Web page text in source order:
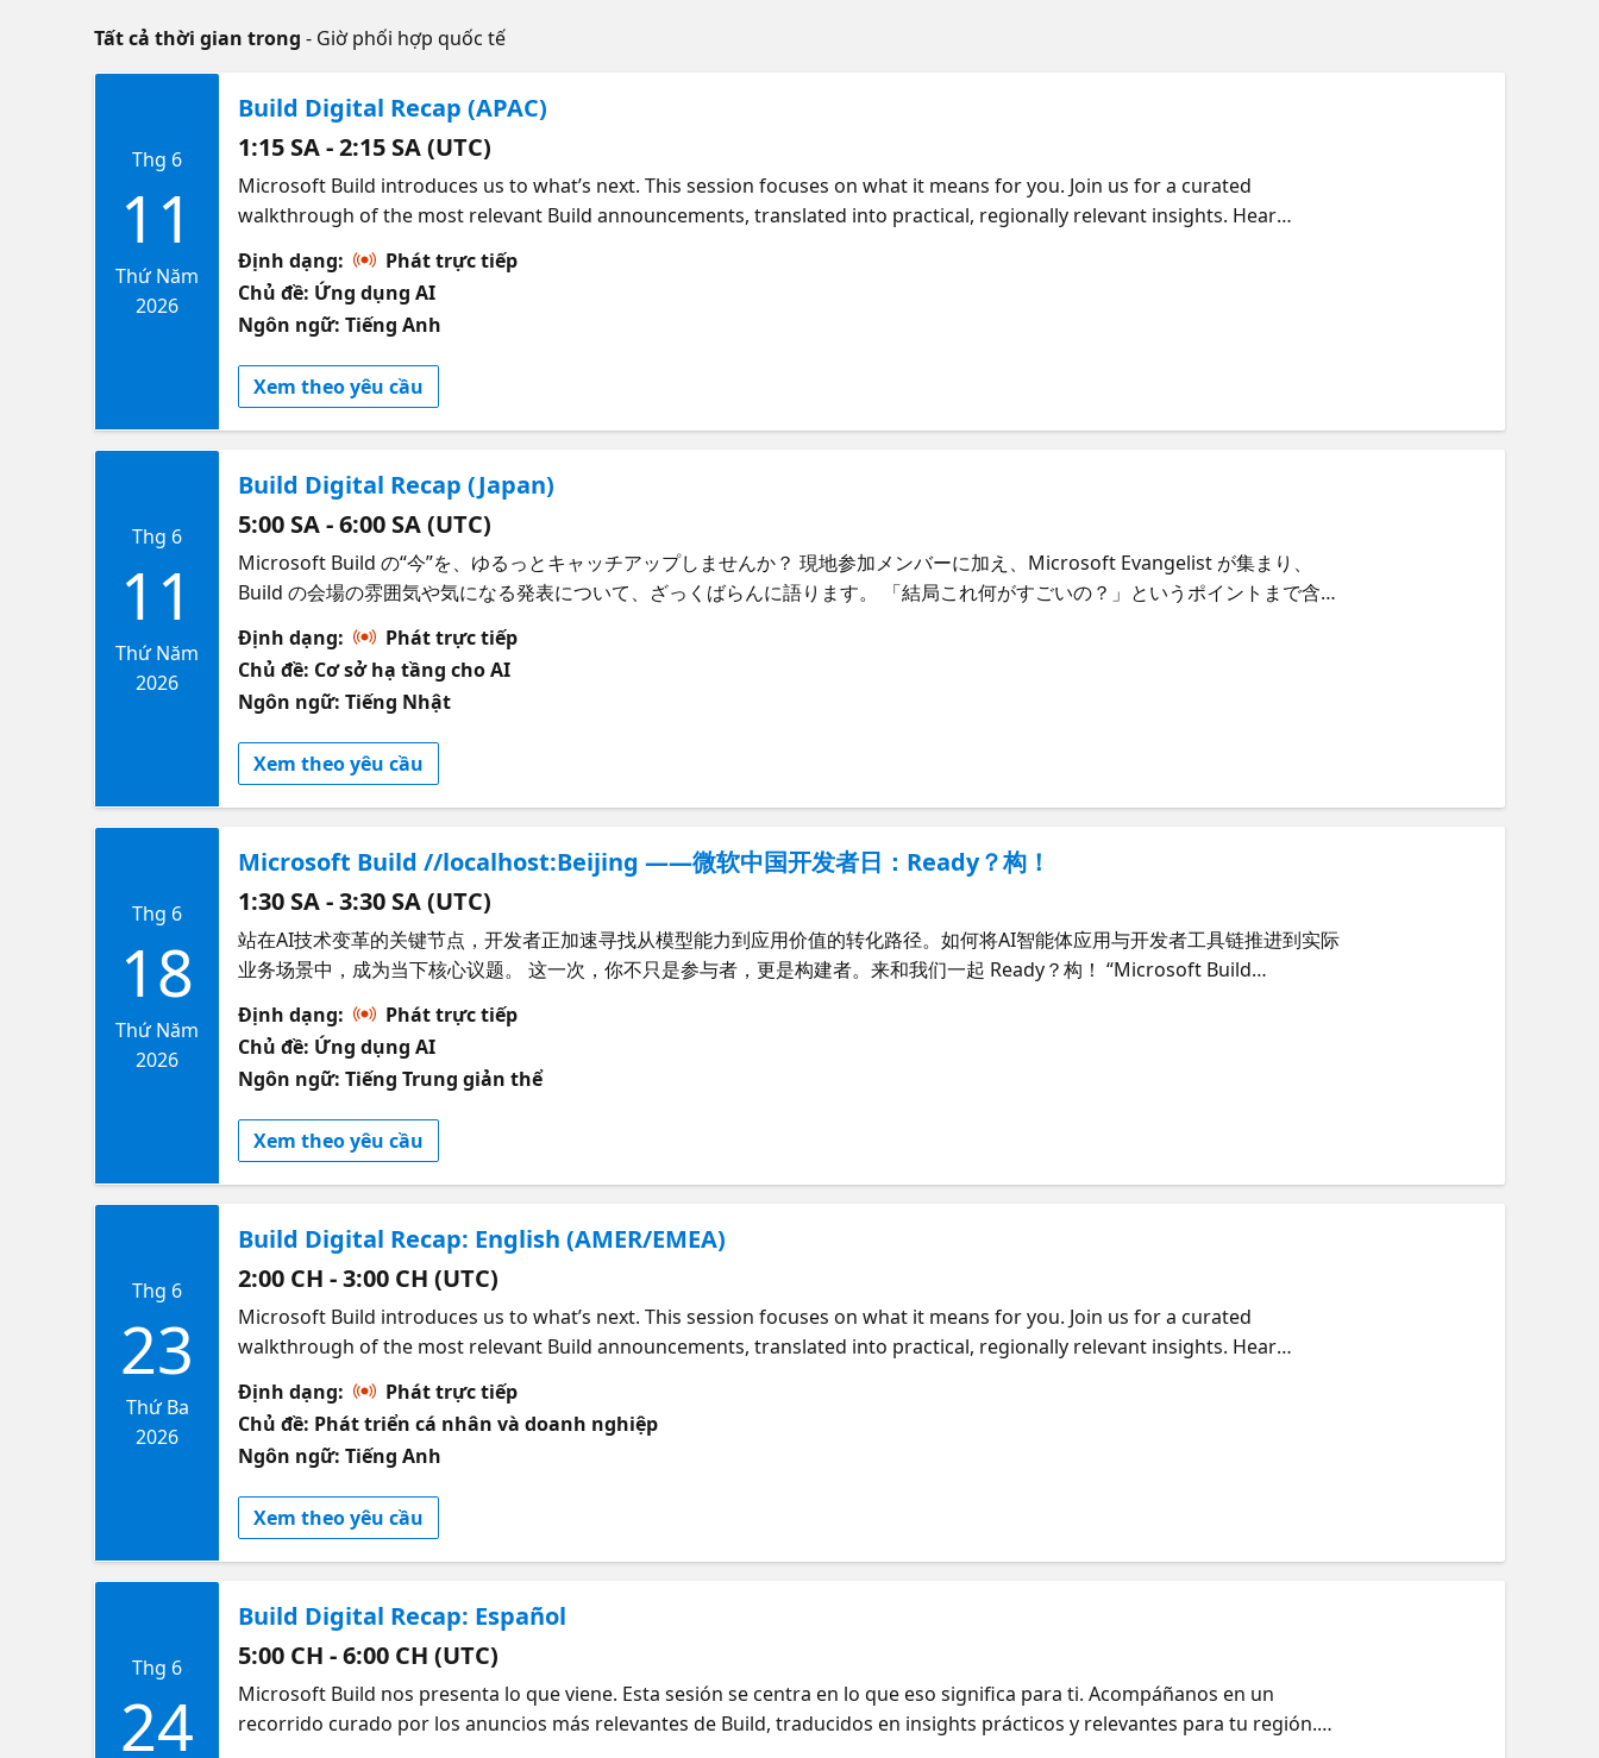
Tất cả thời gian trong- Giờ phối hợp quốc tế
Thg 6
11
Thứ Năm
2026
Build Digital Recap (APAC)
1:15 SA - 2:15 SA (UTC)
Microsoft Build introduces us to what’s next. This session focuses on what it means for you. Join us for a curated
walkthrough of the most relevant Build announcements, translated into practical, regionally relevant insights. Hear
developers should prioritize next. Leave with a clear view of what matters, what to watch, and how to turn Build
momentum into action.
Định dạng:
Phát trực tiếp
Chủ đề: Ứng dụng AI
Ngôn ngữ: Tiếng Anh
Xem theo yêu cầu
Thg 6
11
Thứ Năm
2026
Build Digital Recap (Japan)
5:00 SA - 6:00 SA (UTC)
Microsoft Build の“今”を、ゆるっとキャッチアップしませんか？ 現地参加メンバーに加え、Microsoft Evangelist が集まり、
Build の会場の雰囲気や気になる発表について、ざっくばらんに語ります。 「結局これ何がすごいの？」というポイントまで含め
Định dạng:
Phát trực tiếp
Chủ đề: Cơ sở hạ tầng cho AI
Ngôn ngữ: Tiếng Nhật
Xem theo yêu cầu
Thg 6
18
Thứ Năm
2026
Microsoft Build //localhost:Beijing ——微软中国开发者日：Ready？构！
1:30 SA - 3:30 SA (UTC)
站在AI技术变革的关键节点，开发者正加速寻找从模型能力到应用价值的转化路径。如何将AI智能体应用与开发者工具链推进到实际
业务场景中，成为当下核心议题。 这一次，你不只是参与者，更是构建者。来和我们一起 Ready？构！ “Microsoft Build
焦微软 Build 2026 创新动态，解锁前沿转型实践。就是现在！填写页面右侧注册表单，即可轻松参与线上直播。更有线上抽奖环
节，惊喜好礼等你解锁 大会主题演讲核心亮点 “构”见前沿-微软 Build 2026 新发布 聚焦微软 Build 2026 创新技术动态，快速了解AI
智能体、智能GitHub Copilot副驾驶®（国际版）、Microsoft Foundry（国际版）等热门话题。 “构”解转型-CTO解读前沿转型 微
软中国CTO韦青将深度解读前沿转型，分享AI时代的技术趋势与应用路径。 大会主题演讲议程： 09:30 - 10:00 微软 Build 2026 新进
展与前沿转型 分享嘉宾：韦青 微软中国CTO 10:00 - 10:45 微软开发者的一天：我如何使用智能 GitHub Copilot副驾驶®（国际版）
流，领取惊喜礼品，与微软产品专家面对面探讨开发实践，并在动手实验环节打造新一代 Agentic AI Apps。想要参与现场活动？点
击链接了解详情：https://msevents.microsoft.com/event?id=2014972057
Định dạng:
Phát trực tiếp
Chủ đề: Ứng dụng AI
Ngôn ngữ: Tiếng Trung giản thể
Xem theo yêu cầu
Thg 6
23
Thứ Ba
2026
Build Digital Recap: English (AMER/EMEA)
2:00 CH - 3:00 CH (UTC)
Microsoft Build introduces us to what’s next. This session focuses on what it means for you. Join us for a curated
walkthrough of the most relevant Build announcements, translated into practical, regionally relevant insights. Hear
developers should prioritize next. Leave with a clear view of what matters, what to watch, and how to turn Build
momentum into action.
Định dạng:
Phát trực tiếp
Chủ đề: Phát triển cá nhân và doanh nghiệp
Ngôn ngữ: Tiếng Anh
Xem theo yêu cầu
Thg 6
24
Build Digital Recap: Español
5:00 CH - 6:00 CH (UTC)
Microsoft Build nos presenta lo que viene. Esta sesión se centra en lo que eso significa para ti. Acompáñanos en un
recorrido curado por los anuncios más relevantes de Build, traducidos en insights prácticos y relevantes para tu región.